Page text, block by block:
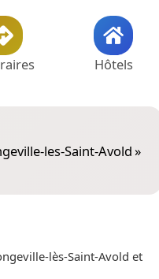
Hôtels
les-Saint-Avold»
lès-Saint-Avold et